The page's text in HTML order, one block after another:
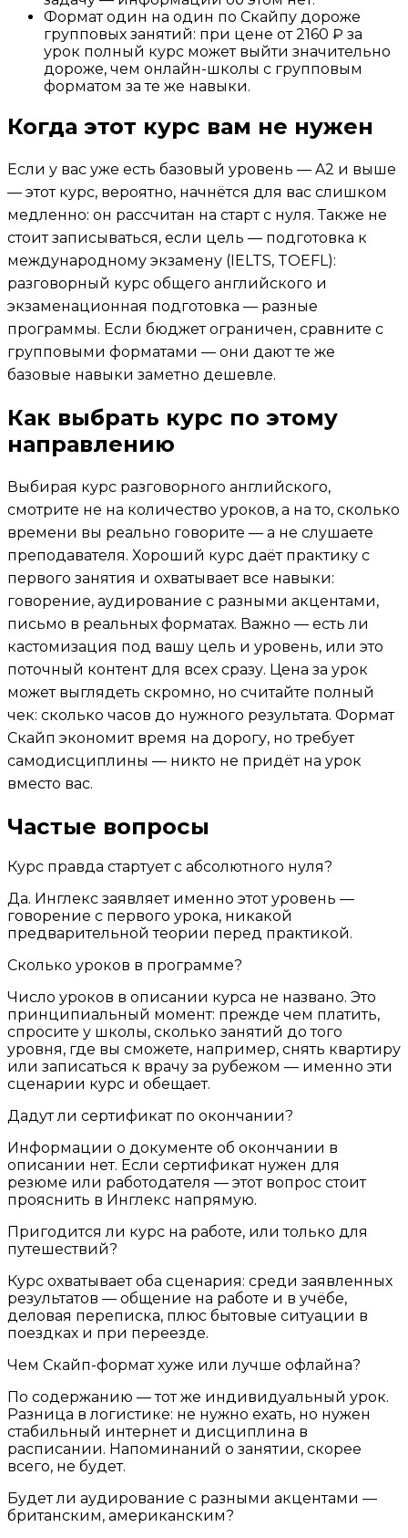
Формат один на один по Скайпу дороже
групповых занятий: при цене от 2160 ₽ за
урок полный курс может выйти значительно
дороже, чем онлайн-школы с групповым
форматом за те же навыки.
Когда этот курс вам не нужен
Если у вас уже есть базовый уровень — A2 и выше
— этот курс, вероятно, начнётся для вас слишком
медленно: он рассчитан на старт с нуля. Также не
стоит записываться, если цель — подготовка к
международному экзамену (IELTS, TOEFL):
разговорный курс общего английского и
экзаменационная подготовка — разные
программы. Если бюджет ограничен, сравните с
групповыми форматами — они дают те же
базовые навыки заметно дешевле.
Как выбрать курс по этому
направлению
Выбирая курс разговорного английского,
смотрите не на количество уроков, а на то, сколько
времени вы реально говорите — а не слушаете
преподавателя. Хороший курс даёт практику с
первого занятия и охватывает все навыки:
говорение, аудирование с разными акцентами,
письмо в реальных форматах. Важно — есть ли
кастомизация под вашу цель и уровень, или это
поточный контент для всех сразу. Цена за урок
может выглядеть скромно, но считайте полный
чек: сколько часов до нужного результата. Формат
Скайп экономит время на дорогу, но требует
самодисциплины — никто не придёт на урок
вместо вас.
Частые вопросы
Курс правда стартует с абсолютного нуля?
Да. Инглекс заявляет именно этот уровень —
говорение с первого урока, никакой
предварительной теории перед практикой.
Сколько уроков в программе?
Число уроков в описании курса не названо. Это
принципиальный момент: прежде чем платить,
спросите у школы, сколько занятий до того
уровня, где вы сможете, например, снять квартиру
или записаться к врачу за рубежом — именно эти
сценарии курс и обещает.
Дадут ли сертификат по окончании?
Информации о документе об окончании в
описании нет. Если сертификат нужен для
резюме или работодателя — этот вопрос стоит
прояснить в Инглекс напрямую.
Пригодится ли курс на работе, или только для
путешествий?
Курс охватывает оба сценария: среди заявленных
результатов — общение на работе и в учёбе,
деловая переписка, плюс бытовые ситуации в
поездках и при переезде.
Чем Скайп-формат хуже или лучше офлайна?
По содержанию — тот же индивидуальный урок.
Разница в логистике: не нужно ехать, но нужен
стабильный интернет и дисциплина в
расписании. Напоминаний о занятии, скорее
всего, не будет.
Будет ли аудирование с разными акцентами —
британским, американским?